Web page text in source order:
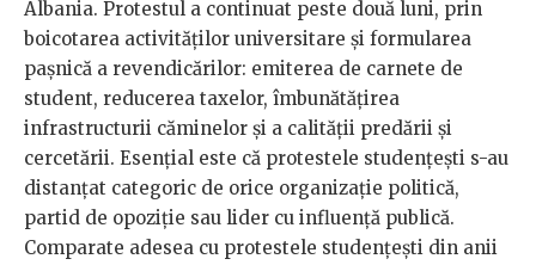
Albania. Protestul a continuat peste două luni, prin
boicotarea activităților universitare și formularea
pașnică a revendicărilor: emiterea de carnete de
student, reducerea taxelor, îmbunătățirea
infrastructurii căminelor și a calității predării și
cercetării. Esențial este că protestele studențești s-au
distanțat categoric de orice organizație politică,
partid de opoziție sau lider cu influență publică.
Comparate adesea cu protestele studențești din anii